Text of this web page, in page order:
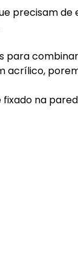
precisam
para
acrílico,
na